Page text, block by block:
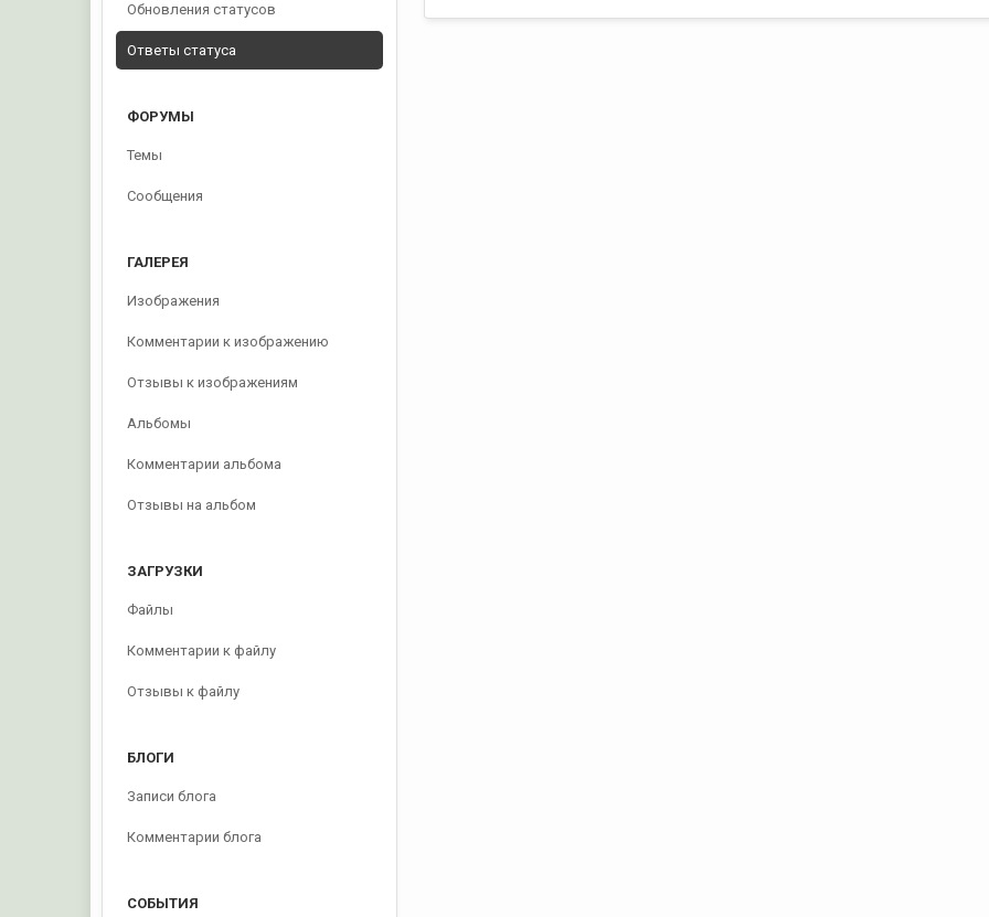
Обновления статусов
Ответы статуса
ФОРУМЫ
Темы
Сообщения
ГАЛЕРЕЯ
Изображения
Комментарии к изображению
Отзывы к изображениям
Альбомы
Комментарии альбома
Отзывы на альбом
ЗАГРУЗКИ
Файлы
Комментарии к файлу
Отзывы к файлу
БЛОГИ
Записи блога
Комментарии блога
СОБЫТИЯ